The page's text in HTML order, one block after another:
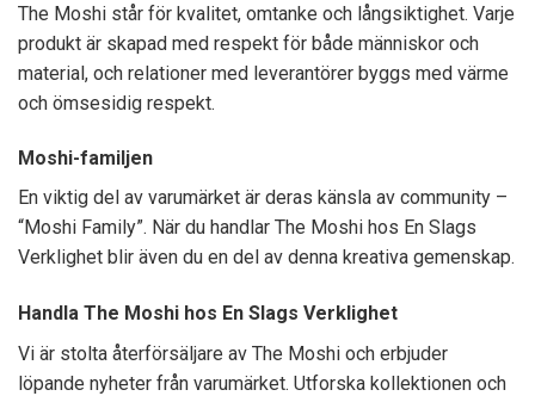
The Moshi står för kvalitet, omtanke och långsiktighet. Varje
produkt är skapad med respekt för både människor och
material, och relationer med leverantörer byggs med värme
och ömsesidig respekt.
Moshi-familjen
En viktig del av varumärket är deras känsla av community –
“Moshi Family”. När du handlar The Moshi hos En Slags
Verklighet blir även du en del av denna kreativa gemenskap.
Handla The Moshi hos En Slags Verklighet
Vi är stolta återförsäljare av The Moshi och erbjuder
löpande nyheter från varumärket. Utforska kollektionen och